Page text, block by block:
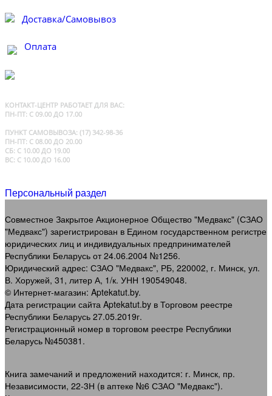
Доставка/Самовывоз
Оплата
КОНТАКТ-ЦЕНТР РАБОТАЕТ ДЛЯ ВАС:
ПН-ПТ: С 09.00 ДО 17.00
ПУНКТ САМОВЫВОЗА: (17) 342-98-36
ПН-ПТ: С 08.00 ДО 20.00
СБ: С 10.00 ДО 19.00
ВС: С 10.00 ДО 16.00
Персональный раздел
Совместное Закрытое Акционерное Общество "Медвакс" (СЗАО
"Медвакс") зарегистрирован в Едином государственном регистре
юридических лиц и индивидуальных предпринимателей
Республики Беларусь от 24.06.2004 №1256.
Юридический адрес: СЗАО "Медвакс", РБ, 220002, г. Минск, ул.
В. Хоружей, 31, литер А, 1/к. УНН 190549048.
© Интернет-магазин: Aptekatut.by.
Дата регистрации сайта Aptekatut.by в Торговом реестре
Республики Беларусь 27.05.2019г.
Регистрационный номер в торговом реестре Республики
Беларусь №450381.
Книга замечаний и предложений находится: г. Минск, пр.
Независимости, 22-3Н (в аптеке №6 СЗАО "Медвакс").